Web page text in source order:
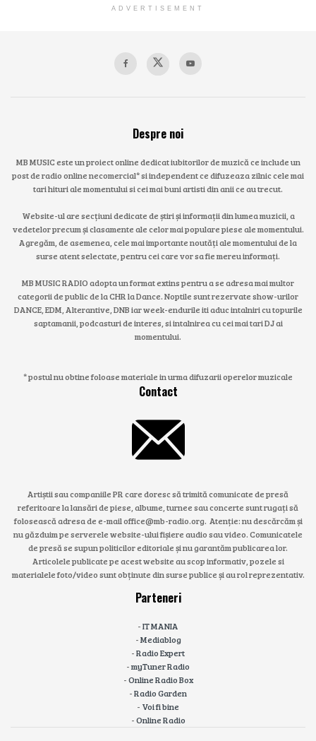
ADVERTISEMENT
Despre noi
MB MUSIC este un proiect online dedicat iubitorilor de muzică ce include un
post de radio online necomercial* si independent ce difuzeaza zilnic cele mai
tari hituri ale momentului si cei mai buni artisti din anii ce au trecut.
Website-ul are secțiuni dedicate de știri și informații din lumea muzicii, a
vedetelor precum și clasamente ale celor mai populare piese ale momentului.
Agregăm, de asemenea, cele mai importante noutăți ale momentului de la
surse atent selectate, pentru cei care vor sa fie mereu informați.
MB MUSIC RADIO adopta un format extins pentru a se adresa mai multor
categorii de public de la CHR la Dance. Noptile sunt rezervate show-urilor
DANCE, EDM, Alterantive, DNB iar week-endurile iti aduc intalniri cu topurile
saptamanii, podcasturi de interes, si intalnirea cu cei mai tari DJ ai
momentului.
* postul nu obtine foloase materiale in urma difuzarii operelor muzicale
Contact
Artiștii sau companiile PR care doresc să trimită comunicate de presă
referitoare la lansări de piese, albume, turnee sau concerte sunt rugați să
folosească adresa de e-mail office@mb-radio.org. Atenție: nu descărcăm și
nu găzduim pe serverele website-ului fișiere audio sau video. Comunicatele
de presă se supun politicilor editoriale și nu garantăm publicarea lor.
Articolele publicate pe acest website au scop informativ, pozele si
materialele foto/video sunt obținute din surse publice și au rol reprezentativ.
Parteneri
-IT MANIA
-Mediablog
-Radio Expert
-myTuner Radio
-Online Radio Box
-Radio Garden
- Voi fi bine
-Online Radio